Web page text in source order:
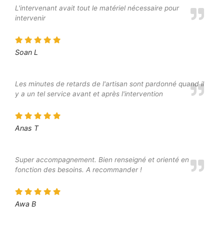
L'intervenant avait tout le matériel nécessaire pour
intervenir
Soan L
Les minutes de retards de l'artisan sont pardonné quand il
y a un tel service avant et après l'intervention
Anas T
Super accompagnement. Bien renseigné et orienté en
fonction des besoins. A recommander !
Awa B